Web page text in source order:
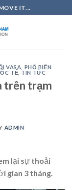
IT...
VASA PHỔ BIẾN
TẾ ,TIN TỨC
trên trạm
ADMIN
lại sự thoải
gian 3 tháng.